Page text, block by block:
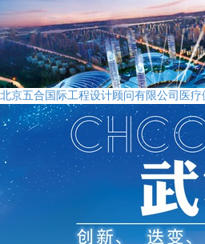
北京五合国际工程设计顾问有限公司医